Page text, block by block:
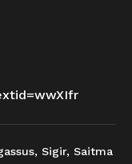
Sigir, Saitma